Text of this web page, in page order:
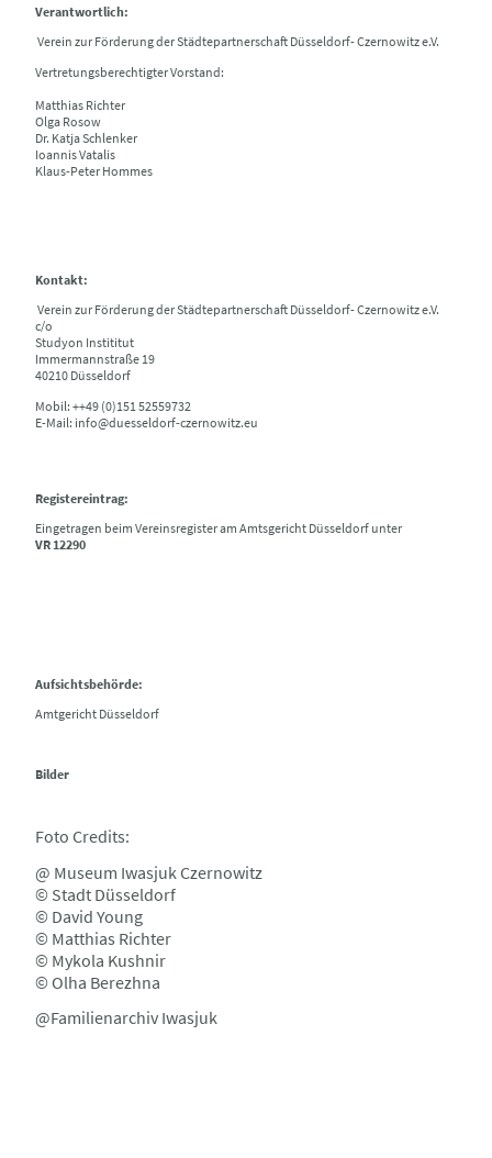
Verantwortlich:
Verein zur Förderung der Städtepartnerschaft Düsseldorf- Czernowitz e.V.
Vertretungsberechtigter Vorstand:
Matthias Richter
Olga Rosow
Dr. Katja Schlenker
Ioannis Vatalis
Klaus-Peter Hommes
Kontakt:
Verein zur Förderung der Städtepartnerschaft Düsseldorf- Czernowitz e.V.
c/o
Studyon Instititut
Immermannstraße 19
40210 Düsseldorf
Mobil: ++49 (0)151 52559732
E-Mail: info@duesseldorf-czernowitz.eu
Registereintrag:
Eingetragen beim Vereinsregister am Amtsgericht Düsseldorf unter
VR 12290
Aufsichtsbehörde:
Amtgericht Düsseldorf
Bilder
Foto Credits:
@ Museum Iwasjuk Czernowitz
© Stadt Düsseldorf
© David Young
© Matthias Richter
© Mykola Kushnir
© Olha Berezhna
@Familienarchiv Iwasjuk